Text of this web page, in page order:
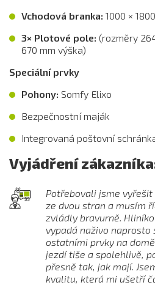
Vchodová branka: 1000 ×
3× Plotové pole: (rozměry
670 mm výška)
Speciální prvky
Pohony: Somfy Elixo
Bezpečnostní maják
Integrovaná poštovní
Vyjádření
Potřebovali jsme
ze dvou stran a musím
zvládly bravurně.
vypadá naživo
ostatními prvky na
jezdí tiše a spolehlivě,
přesně tak, jak mají.
kvalitu, která mi ušetří